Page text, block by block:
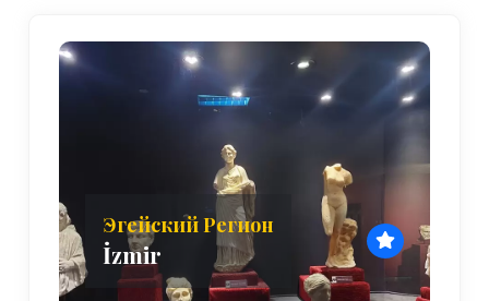
Эгейский Регион
İzmir